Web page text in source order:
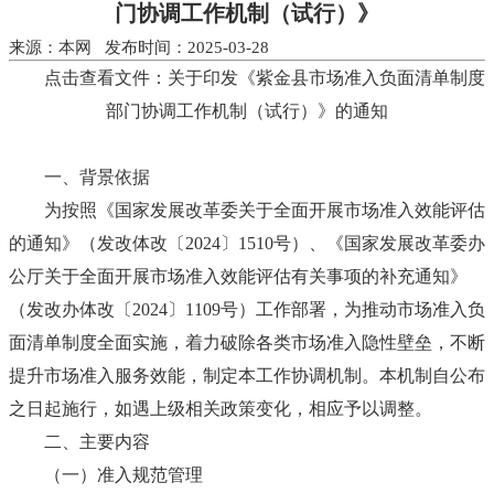
门协调工作机制（试行）》
来源：本网 发布时间：2025-03-28
点击查看文件： 关于印发《紫金县市场准入负面清单制度
部门协调工作机制（试行）》的通知
一、背景依据
为按照《国家发展改革委关于全面开展市场准入效能评估
的通知》（发改体改〔2024〕1510号）、《国家发展改革委办
公厅关于全面开展市场准入效能评估有关事项的补充通知》
（发改办体改〔2024〕1109号）工作部署，为推动市场准入负
面清单制度全面实施，着力破除各类市场准入隐性壁垒，不断
提升市场准入服务效能，制定本工作协调机制。本机制自公布
之日起施行，如遇上级相关政策变化，相应予以调整。
二、主要内容
（一）准入规范管理